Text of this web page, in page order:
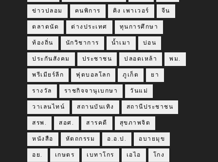
ข่าวปลอม คนพิการ คิง เพาเวอร์ จีน
ตลาดนัด ต่างประเทศ ทุนการศึกษา
ท้องถิ่น นักวิชาการ น้ำเมา บ่อน
ประกันสังคม ประชาชน ปลอดเหล้า พม.
พรีเมียร์ลีก ฟุตบอลโลก ภูเก็ต ยา
รางวัล ราชกิจจานุเบกษา วันแม่
วาเลนไทน์ สถานบันเทิง สถานีประชาชน
สรพ. สอศ. สารคดี สุขภาพจิต
หนังสือ หัตถกรรม อ.อ.ป. อบายมุข
อย. เกษตร เบทาโกร เอไอ โกง